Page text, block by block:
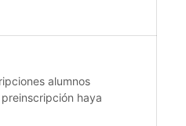
alumnos
haya